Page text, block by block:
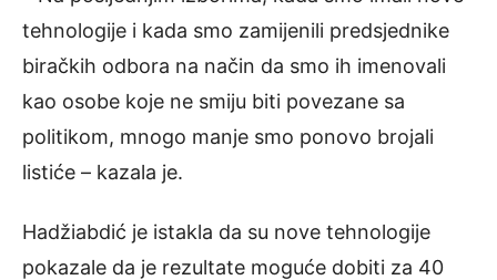
tehnologije i kada smo zamijenili predsjednike
biračkih odbora na način da smo ih imenovali
kao osobe koje ne smiju biti povezane sa
politikom, mnogo manje smo ponovo brojali
listiće – kazala je.
Hadžiabdić je istakla da su nove tehnologije
pokazale da je rezultate moguće dobiti za 40